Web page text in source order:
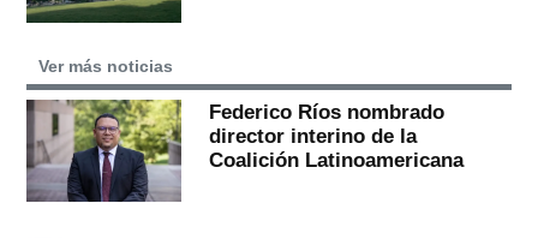
Ver más noticias
Federico Ríos nombrado
director interino de la
Coalición Latinoamericana